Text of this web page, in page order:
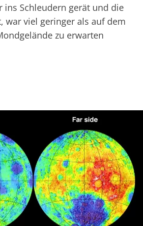
ins Schleudern gerät und die
war viel geringer als auf dem
zu erwarten